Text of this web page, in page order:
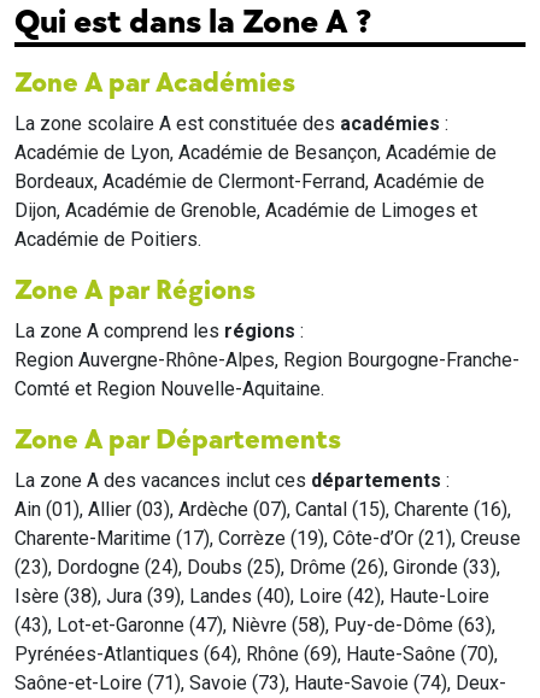
Qui est dans la Zone A ?
Zone A par Académies
La zone scolaire A est constituée des académies :
Académie de Lyon, Académie de Besançon, Académie de
Bordeaux, Académie de Clermont-Ferrand, Académie de
Dijon, Académie de Grenoble, Académie de Limoges et
Académie de Poitiers.
Zone A par Régions
La zone A comprend les régions :
Region Auvergne-Rhône-Alpes, Region Bourgogne-Franche-
Comté et Region Nouvelle-Aquitaine.
Zone A par Départements
La zone A des vacances inclut ces départements :
Ain (01), Allier (03), Ardèche (07), Cantal (15), Charente (16),
Charente-Maritime (17), Corrèze (19), Côte-d’Or (21), Creuse
(23), Dordogne (24), Doubs (25), Drôme (26), Gironde (33),
Isère (38), Jura (39), Landes (40), Loire (42), Haute-Loire
(43), Lot-et-Garonne (47), Nièvre (58), Puy-de-Dôme (63),
Pyrénées-Atlantiques (64), Rhône (69), Haute-Saône (70),
Saône-et-Loire (71), Savoie (73), Haute-Savoie (74), Deux-